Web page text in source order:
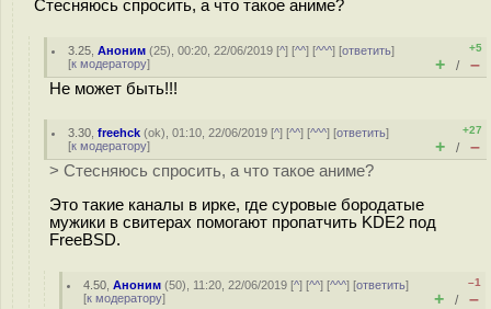
Стесняюсь спросить, а что такое аниме?
3.25 ,Аноним (25), 00:20, 22/06/2019 [^] [^^] [^^^] [ответить]
[к модератору]
+5
+ / –
Не может быть!!!
3.30 ,freehck (ok), 01:10, 22/06/2019 [^] [^^] [^^^] [ответить]
[к модератору]
+27
+ / –
> Стесняюсь спросить, а что такое аниме?
Это такие каналы в ирке, где суровые бородатые
мужики в свитерах помогают пропатчить KDE2 под
FreeBSD.
4.50 ,Аноним (50), 11:20, 22/06/2019 [^] [^^] [^^^] [ответить]
[к модератору]
–1
+ / –